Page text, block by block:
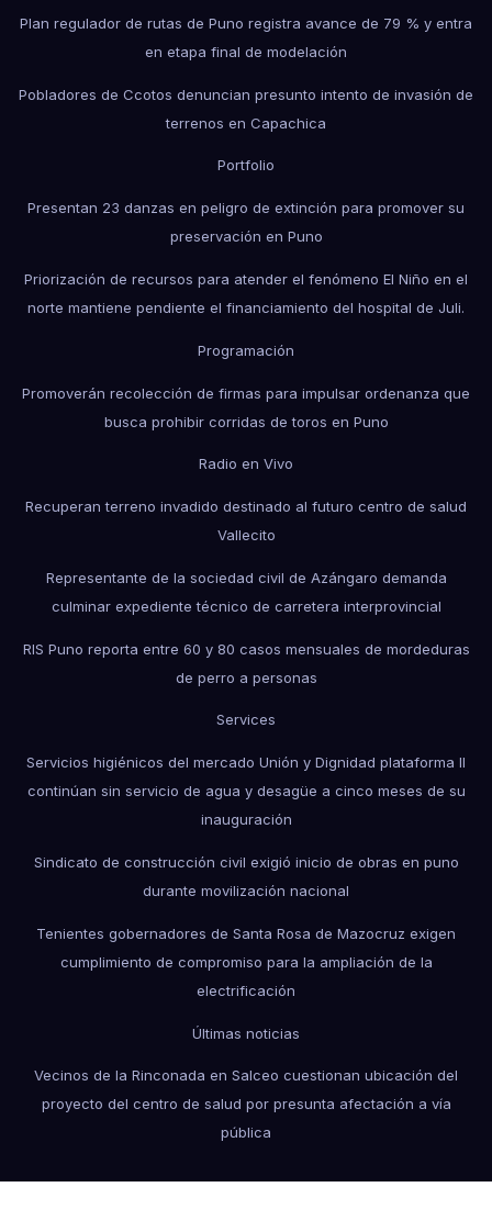
Plan regulador de rutas de Puno registra avance de 79 % y entra
en etapa final de modelación
Pobladores de Ccotos denuncian presunto intento de invasión de
terrenos en Capachica
Portfolio
Presentan 23 danzas en peligro de extinción para promover su
preservación en Puno
Priorización de recursos para atender el fenómeno El Niño en el
norte mantiene pendiente el financiamiento del hospital de Juli.
Programación
Promoverán recolección de firmas para impulsar ordenanza que
busca prohibir corridas de toros en Puno
Radio en Vivo
Recuperan terreno invadido destinado al futuro centro de salud
Vallecito
Representante de la sociedad civil de Azángaro demanda
culminar expediente técnico de carretera interprovincial
RIS Puno reporta entre 60 y 80 casos mensuales de mordeduras
de perro a personas
Services
Servicios higiénicos del mercado Unión y Dignidad plataforma II
continúan sin servicio de agua y desagüe a cinco meses de su
inauguración
Sindicato de construcción civil exigió inicio de obras en puno
durante movilización nacional
Tenientes gobernadores de Santa Rosa de Mazocruz exigen
cumplimiento de compromiso para la ampliación de la
electrificación
Últimas noticias
Vecinos de la Rinconada en Salceo cuestionan ubicación del
proyecto del centro de salud por presunta afectación a vía
pública